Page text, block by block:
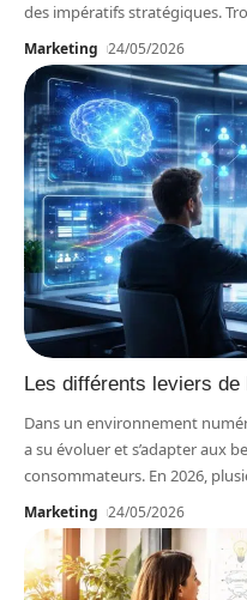
des impératifs stratégiques.
Marketing 24/05/2026
Les différents leviers de
Dans un environnement
a su évoluer et s’adapter aux
consommateurs. En 2026,
Marketing 24/05/2026